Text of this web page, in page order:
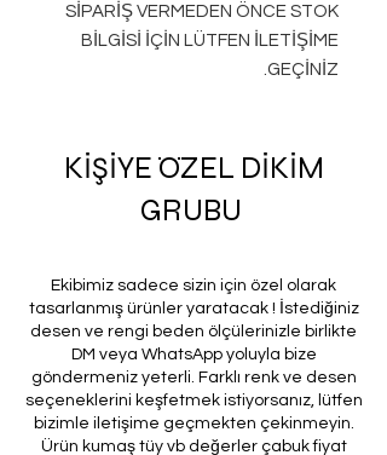
SİPARİŞ VERMEDEN ÖNCE STOK
BİLGİSİ İÇİN LÜTFEN İLETİŞİME
GEÇİNİZ.
KİŞİYE ÖZEL DİKİM
GRUBU
Ekibimiz sadece sizin için özel olarak
tasarlanmış ürünler yaratacak ! İstediğiniz
desen ve rengi beden ölçülerinizle birlikte
DM veya WhatsApp yoluyla bize
göndermeniz yeterli. Farklı renk ve desen
seçeneklerini keşfetmek istiyorsanız, lütfen
bizimle iletişime geçmekten çekinmeyin.
Ürün kumaş tüy vb değerler çabuk fiyat